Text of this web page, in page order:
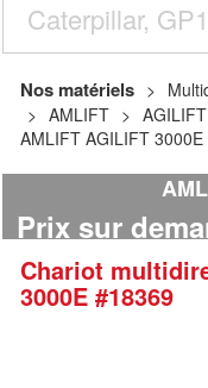
Nos matériels
AMLIFT
AMLIFT AGILIFT 3000E
Prix sur
Chariot
3000E #18369